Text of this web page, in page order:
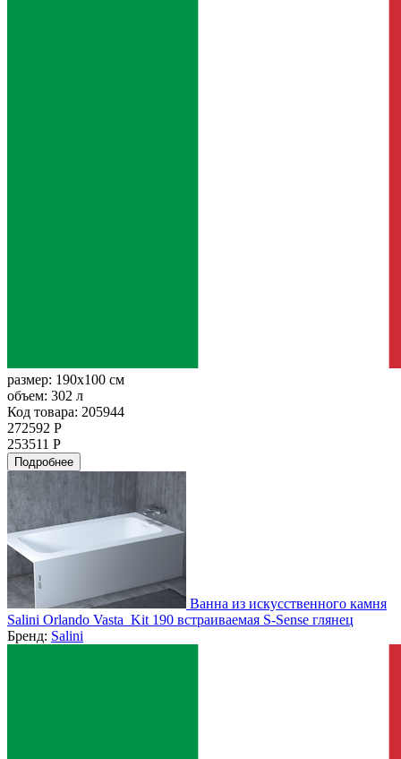
размер: 190x100 см
объем: 302 л
Код товара: 205944
272592 Р
253511 Р
Подробнее
Ванна из искусственного камня
Salini Orlando Vasta_Kit 190 встраиваемая S-Sense глянец
Бренд: Salini